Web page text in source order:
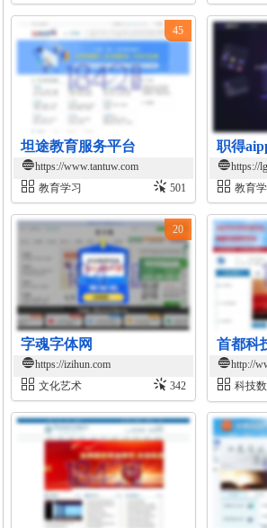
坦途教育服务平台
https://www.tantuw.com
教育学习
501
45
https://
教育
字魂字体网
https://izihun.com
文化艺术
342
20
首都科
http://
科技